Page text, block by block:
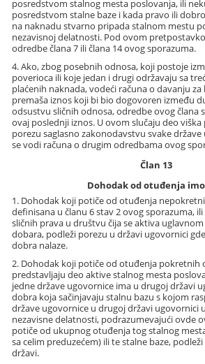
posredstvom stalnog mesta poslovanja, ili
posredstvom stalne baze i kada pravo ili
na naknadu stvarno pripada stalnom mestu
nezavisnoj delatnosti. Pod ovom
odredbe člana 7 ili člana 14 ovog sporazuma.
4. Ako, zbog posebnih odnosa, koji postoje
poverioca ili koje jedan i drugi održavaju sa
plaćenih naknada, vodeći računa o davanju za
premaša iznos koji bi bio dogovoren između
odsustvu sličnih odnosa, odredbe ovog člana
ovaj poslednji iznos. U ovom slučaju deo viška
porezu saglasno zakonodavstvu svake
se vodi računa o drugim odredbama ovog
Član 13
Dohodak od otuđenja
1. Dohodak koji potiče od otuđenja
definisana u članu 6 stav 2 ovog sporazuma,
sličnih prava u društvu čija se aktiva
dobara, podleži porezu u državi ugovornici
dobra nalaze.
2. Dohodak koji potiče od otuđenja pokretnih
predstavljaju deo aktive stalnog mesta
jedne države ugovornice ima u drugoj državi
dobra koja sačinjavaju stalnu bazu s kojom
države ugovornice u drugoj državi ugovornici
nezavisne delatnosti, podrazumevajući ovde
potiče od ukupnog otuđenja tog stalnog
sa celim preduzećem) ili te stalne baze,
državi.